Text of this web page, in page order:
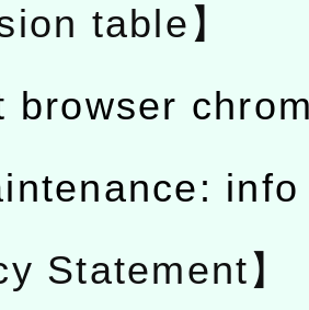
table】
browser
Statement】